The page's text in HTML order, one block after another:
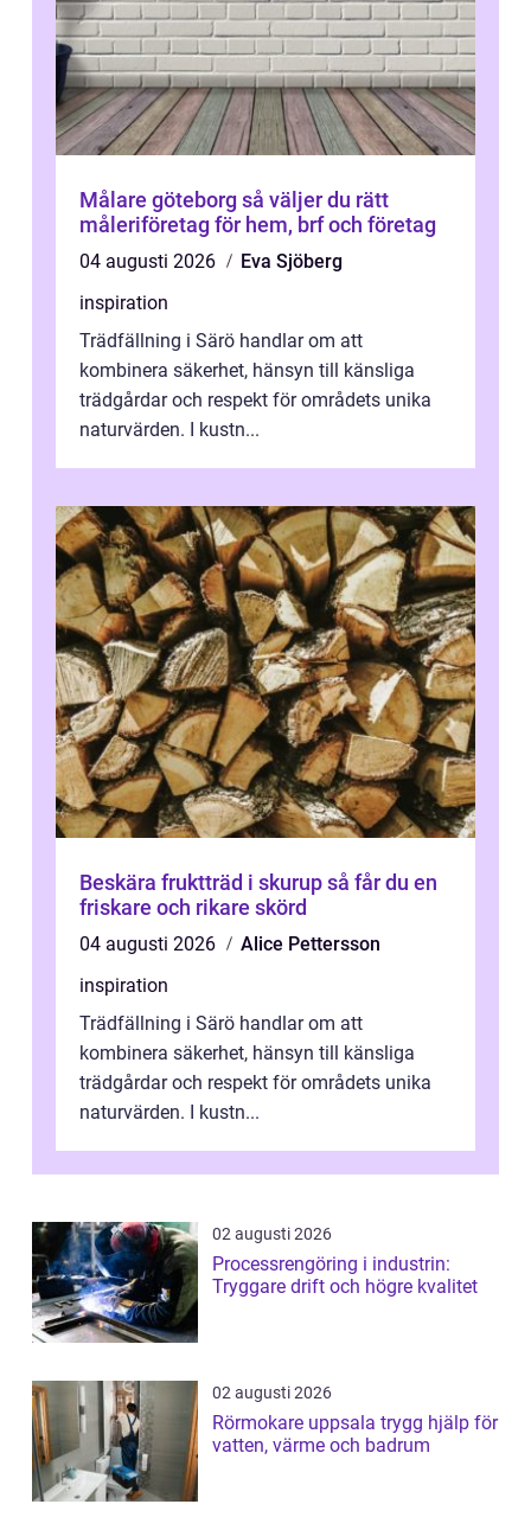
Målare göteborg så väljer du rätt
måleriföretag för hem, brf och företag
04 augusti 2026
Eva Sjöberg
inspiration
Trädfällning i Särö handlar om att
kombinera säkerhet, hänsyn till känsliga
trädgårdar och respekt för områdets unika
naturvärden. I kustn...
Beskära fruktträd i skurup så får du en
friskare och rikare skörd
04 augusti 2026
Alice Pettersson
inspiration
Trädfällning i Särö handlar om att
kombinera säkerhet, hänsyn till känsliga
trädgårdar och respekt för områdets unika
naturvärden. I kustn...
02 augusti 2026
Processrengöring i industrin:
Tryggare drift och högre kvalitet
02 augusti 2026
Rörmokare uppsala trygg hjälp för
vatten, värme och badrum